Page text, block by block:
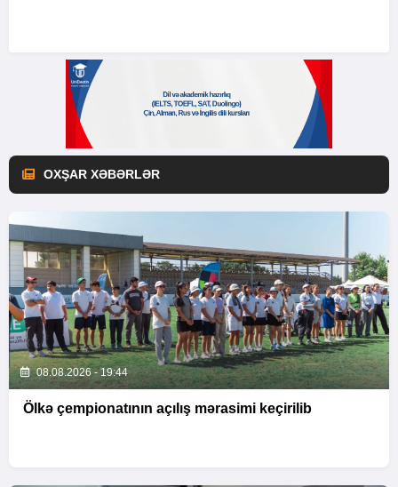
OXŞAR XƏBƏRLƏR
08.08.2026 - 19:44
Ölkə çempionatının açılış mərasimi keçirilib